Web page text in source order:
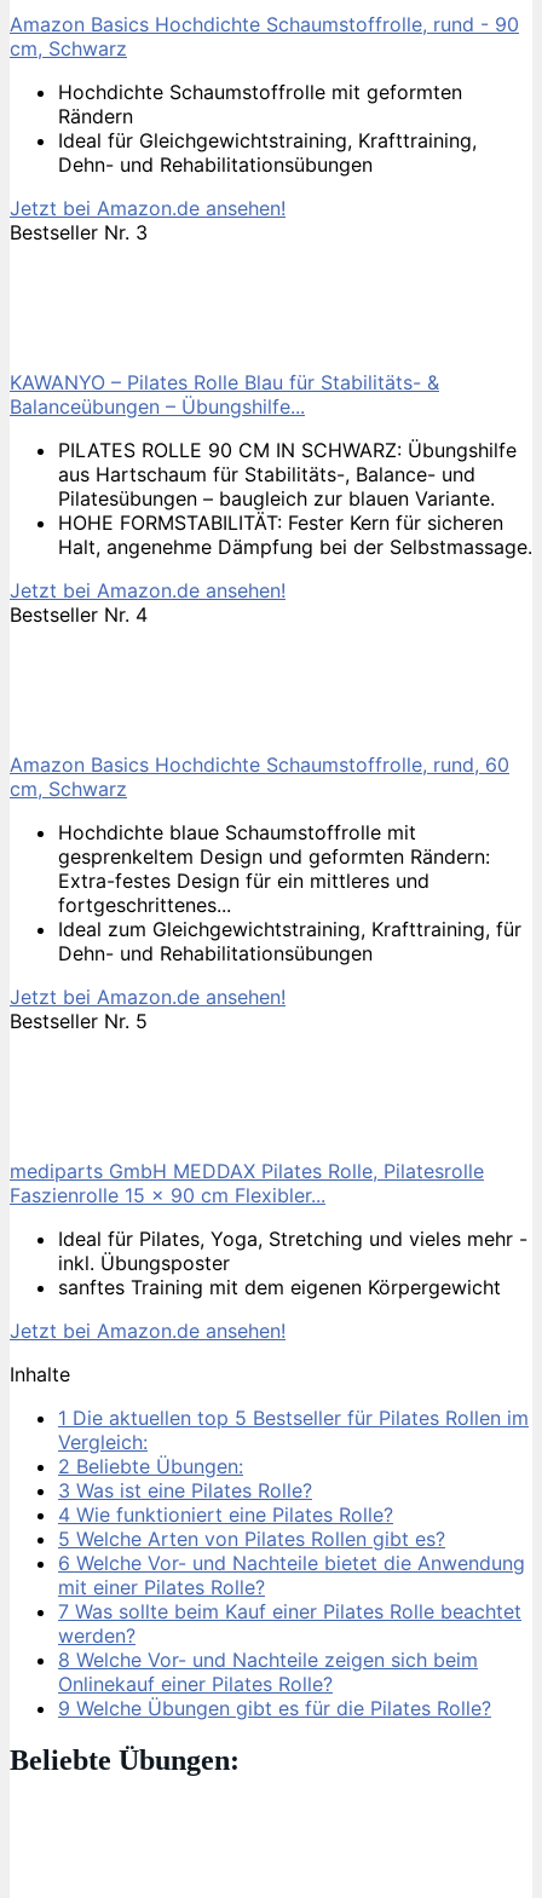
Amazon Basics Hochdichte Schaumstoffrolle, rund - 90
cm, Schwarz
Hochdichte Schaumstoffrolle mit geformten
Rändern
Ideal für Gleichgewichtstraining, Krafttraining,
Dehn- und Rehabilitationsübungen
Jetzt bei Amazon.de ansehen!
Bestseller Nr. 3
KAWANYO – Pilates Rolle Blau für Stabilitäts- &
Balanceübungen – Übungshilfe...
PILATES ROLLE 90 CM IN SCHWARZ: Übungshilfe
aus Hartschaum für Stabilitäts-, Balance- und
Pilatesübungen – baugleich zur blauen Variante.
HOHE FORMSTABILITÄT: Fester Kern für sicheren
Halt, angenehme Dämpfung bei der Selbstmassage.
Jetzt bei Amazon.de ansehen!
Bestseller Nr. 4
Amazon Basics Hochdichte Schaumstoffrolle, rund, 60
cm, Schwarz
Hochdichte blaue Schaumstoffrolle mit
gesprenkeltem Design und geformten Rändern:
Extra-festes Design für ein mittleres und
fortgeschrittenes...
Ideal zum Gleichgewichtstraining, Krafttraining, für
Dehn- und Rehabilitationsübungen
Jetzt bei Amazon.de ansehen!
Bestseller Nr. 5
mediparts GmbH MEDDAX Pilates Rolle, Pilatesrolle
Faszienrolle 15 x 90 cm Flexibler...
Ideal für Pilates, Yoga, Stretching und vieles mehr -
inkl. Übungsposter
sanftes Training mit dem eigenen Körpergewicht
Jetzt bei Amazon.de ansehen!
Inhalte
1 Die aktuellen top 5 Bestseller für Pilates Rollen im
Vergleich:
2 Beliebte Übungen:
3 Was ist eine Pilates Rolle?
4 Wie funktioniert eine Pilates Rolle?
5 Welche Arten von Pilates Rollen gibt es?
6 Welche Vor- und Nachteile bietet die Anwendung
mit einer Pilates Rolle?
7 Was sollte beim Kauf einer Pilates Rolle beachtet
werden?
8 Welche Vor- und Nachteile zeigen sich beim
Onlinekauf einer Pilates Rolle?
9 Welche Übungen gibt es für die Pilates Rolle?
Beliebte Übungen: